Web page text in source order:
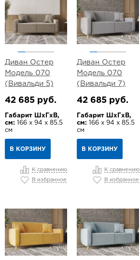
Диван Остер
Модель 070
(Вивальди 5)
42 685 руб.
Габарит ШхГхВ,
см: 166 х 94 х 85.5
см
В КОРЗИНУ
К сравнению
В избранное
Диван Остер
Модель 070
(Вивальди 7)
42 685 руб.
Габарит ШхГхВ,
см:
166 х 94 х 85.5
см
В КОРЗИНУ
К сравнению
В избранное